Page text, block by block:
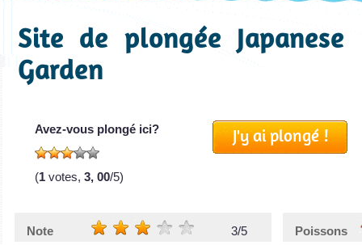
Site de plongée Japanese
Garden
J'y ai plongé !
Avez-vous plongé ici?
(1 votes, 3, 00/5)
Note 3/5 Poissons